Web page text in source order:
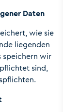
Daten
wie sie
liegenden
speichern wir
sind,